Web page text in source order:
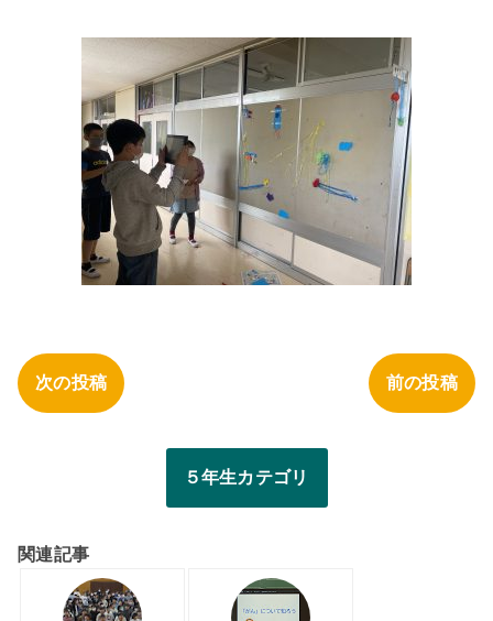
次の投稿 前の投稿
５年生カテゴリ
関連記事